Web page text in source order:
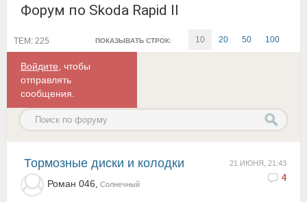
Форум по Skoda Rapid II
ПОКАЗЫВАТЬ СТРОК: 10 20 50 100
ТЕМ: 225
Войдите , чтобы
отправлять
сообщения.
21 ИЮНЯ, 21:43
4
Тормозные диски и колодки
Роман 046, Солнечный